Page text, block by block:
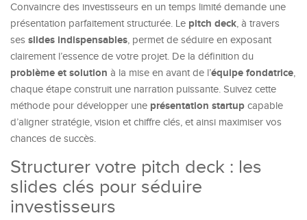
Convaincre des investisseurs en un temps limité demande une
présentation parfaitement structurée. Le pitch deck, à travers
ses slides indispensables, permet de séduire en exposant
clairement l’essence de votre projet. De la définition du
problème et solution à la mise en avant de l’équipe fondatrice,
chaque étape construit une narration puissante. Suivez cette
méthode pour développer une présentation startup capable
d’aligner stratégie, vision et chiffre clés, et ainsi maximiser vos
chances de succès.
Structurer votre pitch deck : les
slides clés pour séduire
investisseurs